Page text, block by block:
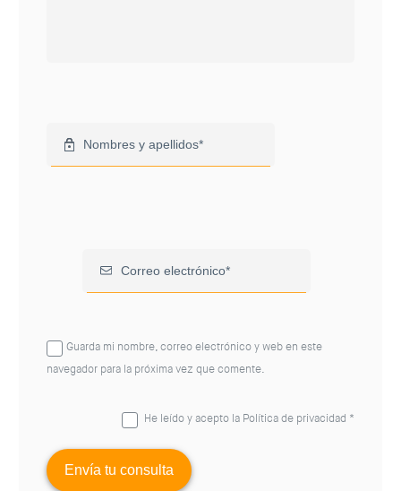
Guarda mi nombre, correo electrónico y web en este
navegador para la próxima vez que comente.
He leído y acepto la Política de privacidad *